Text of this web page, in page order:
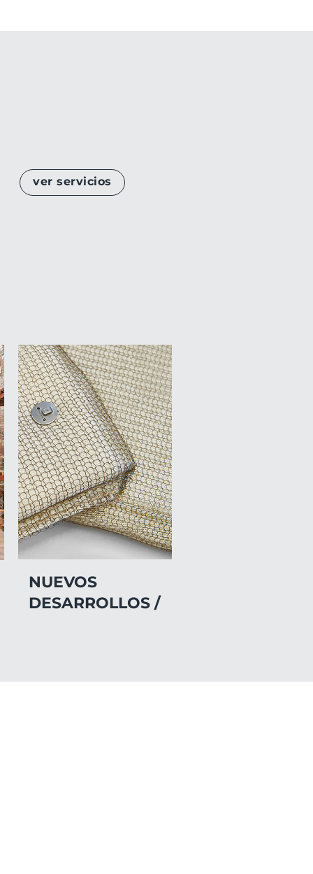
ver servicios
NUEVOS
DESARROLLOS /